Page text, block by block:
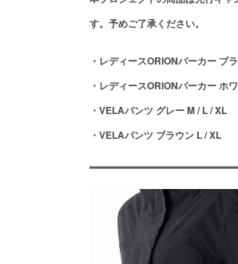
す。予めご了承ください。
・レディースORIONパーカー ブ
・レディースORIONパーカー ホ
・VELAパンツ グレー M / L / XL
・VELAパンツ ブラウン L / XL